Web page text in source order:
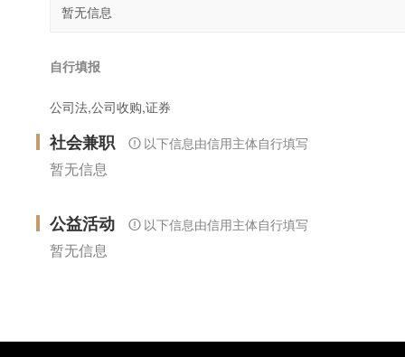
暂无信息
自行填报
公司法,公司收购,证券
社会兼职 以下信息由信用主体自行填写
暂无信息
公益活动 以下信息由信用主体自行填写
暂无信息